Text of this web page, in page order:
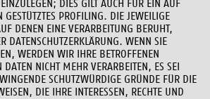
DIES GILT AUCH FÜR EIN AUF
PROFILING. DIE JEWEILIGE
DENEN EINE VERARBEITUNG BERUHT,
DATENSCHUTZERKLÄRUNG. WENN SIE
WERDEN WIR IHRE BETROFFENEN
DATEN NICHT MEHR VERARBEITEN, ES SEI
SCHUTZWÜRDIGE GRÜNDE FÜR DIE
DIE IHRE INTERESSEN, RECHTE UND